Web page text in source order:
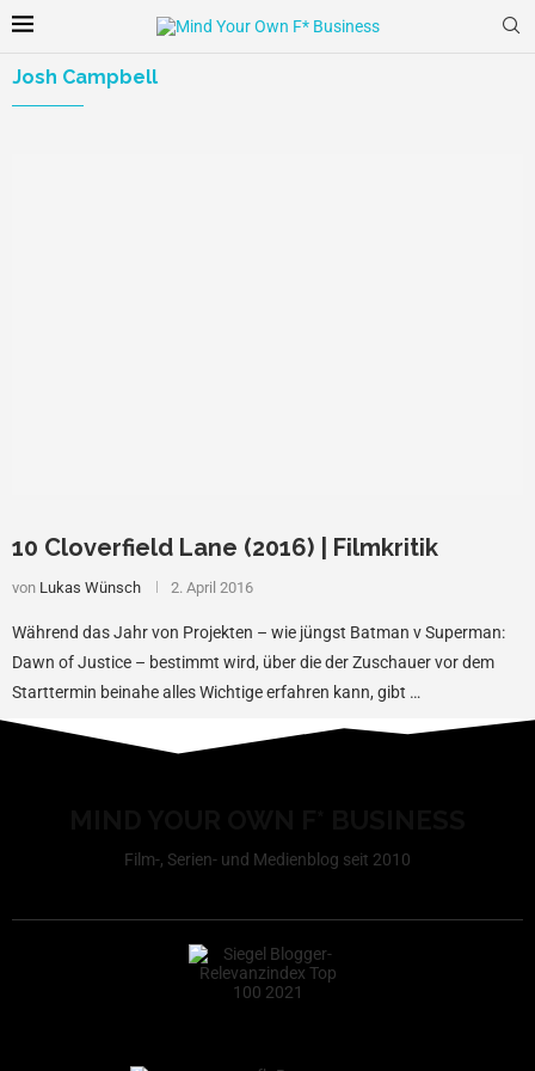
Josh Campbell
10 Cloverfield Lane (2016) | Filmkritik
von Lukas Wünsch 2. April 2016
Während das Jahr von Projekten – wie jüngst Batman v Superman:
Dawn of Justice – bestimmt wird, über die der Zuschauer vor dem
Starttermin beinahe alles Wichtige erfahren kann, gibt …
Film-, Serien- und Medienblog seit 2010